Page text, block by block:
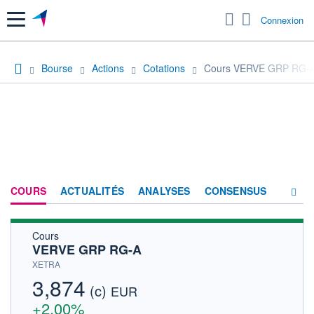
Menu Connexion
Bourse Actions Cotations Cours VERVE GRP RG-
COURS ACTUALITÉS ANALYSES CONSENSUS
Cours
VERVE GRP RG-A
XETRA
3,874 (c) EUR
+2,00%